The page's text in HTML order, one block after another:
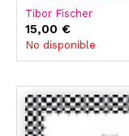
Tibor Fischer
15,00 €
No disponible